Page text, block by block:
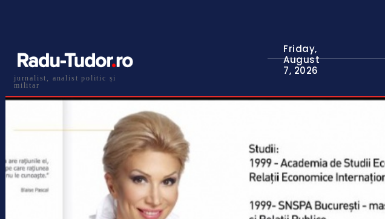
jurnalist, analist politic și
militar
Friday,
August
7, 2026